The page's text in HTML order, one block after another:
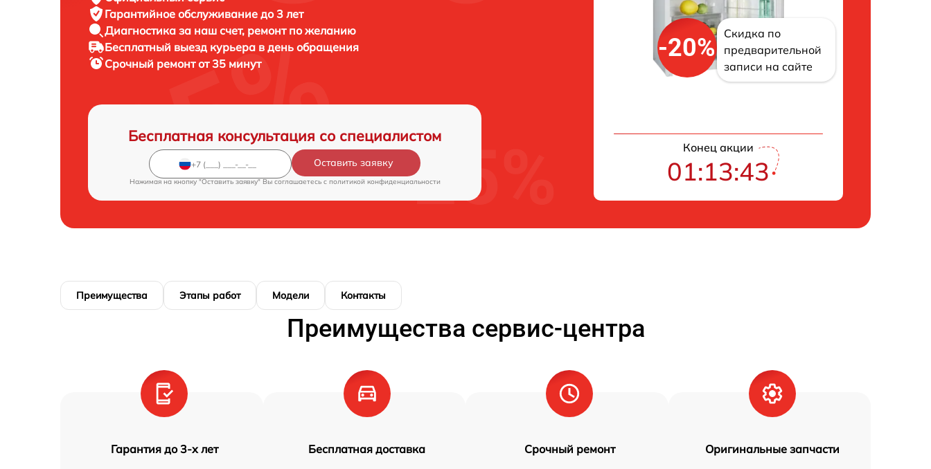
Гарантийное обслуживание до 3 лет
Диагностика за наш счет, ремонт по желанию
Бесплатный выезд курьера в день обращения
Срочный ремонтот 35 минут
Бесплатная консультация со специалистом
Оставить заявку
Нажимая на кнопку "Оставить заявку" Вы соглашаетесь c политикой конфиденциальности
-20%
Скидка по
предварительной
записи на сайте
Конец акции
01:13:42
Преимущества Этапы работ Модели Контакты
Преимущества сервис-центра
Гарантия до 3-х лет Бесплатная доставка Срочный ремонт Оригинальные запчасти